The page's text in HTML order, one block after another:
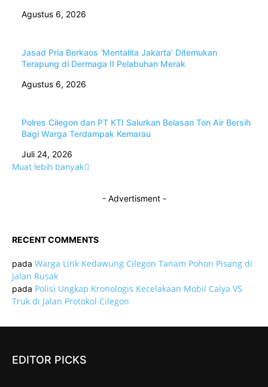
Agustus 6, 2026
Jasad Pria Berkaos ‘Mentalita Jakarta’ Ditemukan
Terapung di Dermaga II Pelabuhan Merak
Agustus 6, 2026
Polres Cilegon dan PT KTI Salurkan Belasan Ton Air Bersih
Bagi Warga Terdampak Kemarau
Juli 24, 2026
Muat lebih banyak
- Advertisment -
RECENT COMMENTS
pada Warga Link Kedawung Cilegon Tanam Pohon Pisang di
Jalan Rusak
pada Polisi Ungkap Kronologis Kecelakaan Mobil Calya VS
Truk di Jalan Protokol Cilegon
EDITOR PICKS